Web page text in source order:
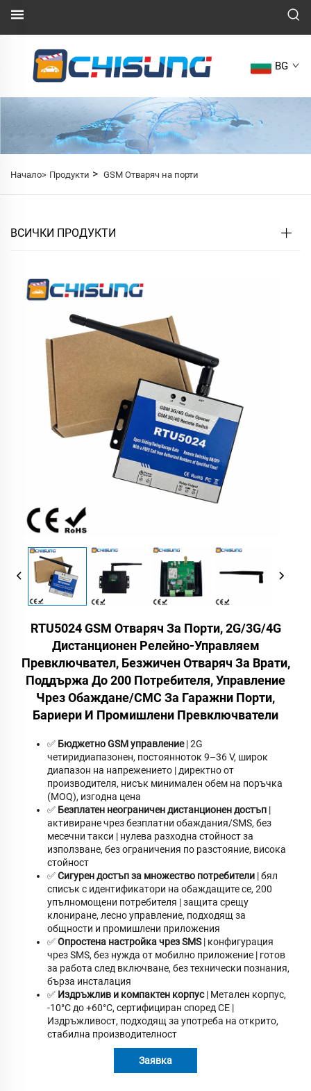
BG
Начало> Продукти > GSM Отваряч на порти
ВСИЧКИ ПРОДУКТИ
RTU5024 GSM Отваряч За Порти, 2G/3G/4G
Дистанционен Релейно-Управляем
Превключвател, Безжичен Отваряч За Врати,
Поддържа До 200 Потребителя, Управление
Чрез Обаждане/СМС За Гаражни Порти,
Бариери И Промишлени Превключватели
✅ Бюджетно GSM управление| 2G
четиридиапазонен, постоянноток 9–36 V, широк
диапазон на напрежението | директно от
производителя, нисък минимален обем на поръчка
(MOQ), изгодна цена
✅ Безплатен неограничен дистанционен достъп |
активиране чрез безплатни обаждания/SMS, без
месечни такси | нулева разходна стойност за
използване, без ограничения по разстояние, висока
стойност
✅Сигурен достъп за множество потребители | бял
списък с идентификатори на обаждащите се, 200
упълномощени потребителя | защита срещу
клониране, лесно управление, подходящ за
общности и промишлени приложения
✅Опростена настройка чрез SMS| конфигурация
чрез SMS, без нужда от мобилно приложение | готов
за работа след включване, без технически познания,
бърза инсталация
✅ Издръжлив и компактен корпус| Метален корпус,
-10°C до +60°C, сертифициран според CE |
Издръжливост, подходящ за употреба на открито,
стабилна производителност
Заявка